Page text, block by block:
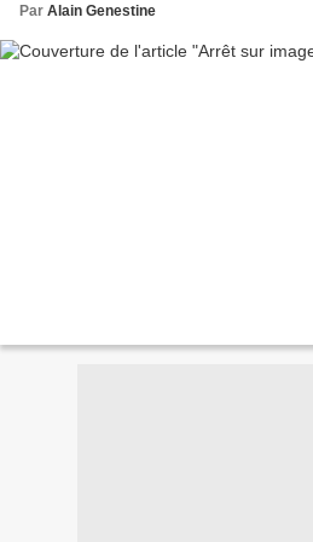
Par Alain Genestine